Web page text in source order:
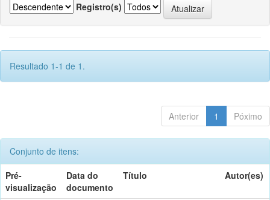
Registro(s)
Resultado 1-1 de 1.
Anterior 1 Póximo
Conjunto de itens:
Pré-
visualização
Data do
documento
Título Autor(es)